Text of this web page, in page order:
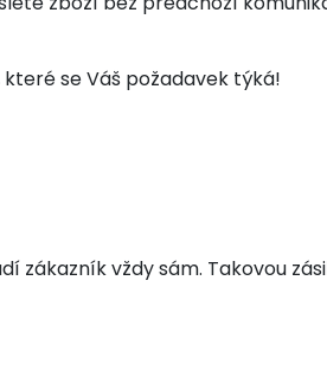
se Váš požadavek týká!
vždy sám. Takovou